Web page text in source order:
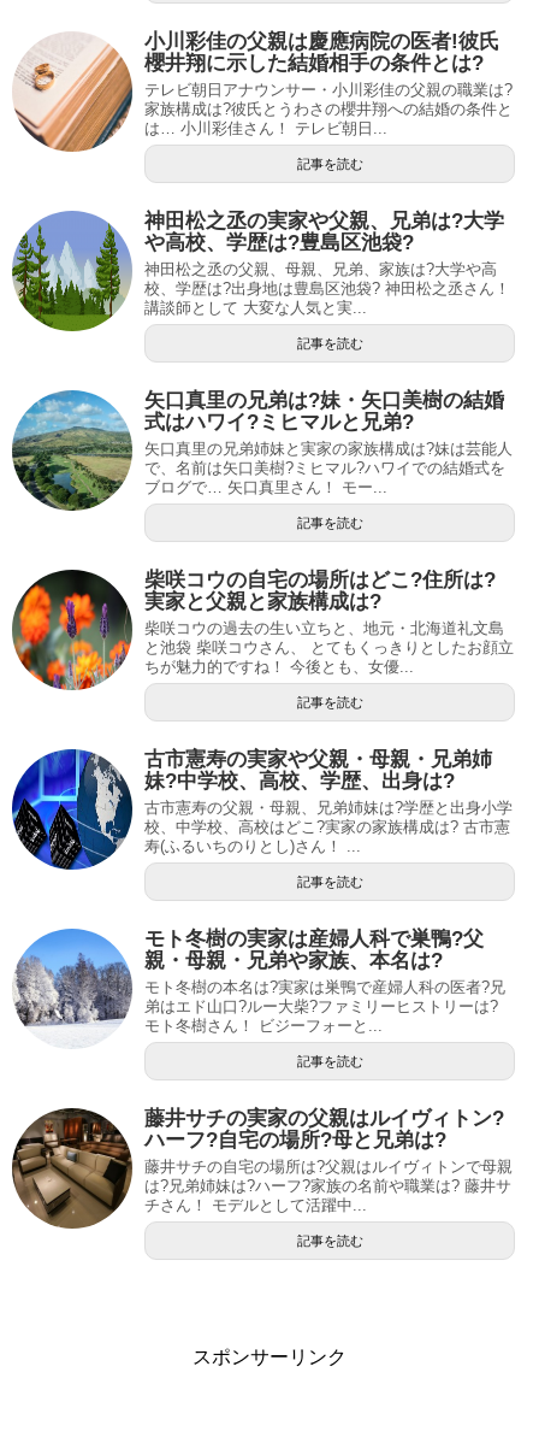
小川彩佳の父親は慶應病院の医者!彼氏
櫻井翔に示した結婚相手の条件とは?
テレビ朝日アナウンサー・小川彩佳の父親の職業は?
家族構成は?彼氏とうわさの櫻井翔への結婚の条件と
は… 小川彩佳さん！ テレビ朝日...
記事を読む
神田松之丞の実家や父親、兄弟は?大学
や高校、学歴は?豊島区池袋?
神田松之丞の父親、母親、兄弟、家族は?大学や高
校、学歴は?出身地は豊島区池袋? 神田松之丞さん！
講談師として 大変な人気と実...
記事を読む
矢口真里の兄弟は?妹・矢口美樹の結婚
式はハワイ?ミヒマルと兄弟?
矢口真里の兄弟姉妹と実家の家族構成は?妹は芸能人
で、名前は矢口美樹?ミヒマル?ハワイでの結婚式を
ブログで… 矢口真里さん！ モー...
記事を読む
柴咲コウの自宅の場所はどこ?住所は?
実家と父親と家族構成は?
柴咲コウの過去の生い立ちと、地元・北海道礼文島
と池袋 柴咲コウさん、 とてもくっきりとしたお顔立
ちが魅力的ですね！ 今後とも、女優...
記事を読む
古市憲寿の実家や父親・母親・兄弟姉
妹?中学校、高校、学歴、出身は?
古市憲寿の父親・母親、兄弟姉妹は?学歴と出身小学
校、中学校、高校はどこ?実家の家族構成は? 古市憲
寿(ふるいちのりとし)さん！ ...
記事を読む
モト冬樹の実家は産婦人科で巣鴨?父
親・母親・兄弟や家族、本名は?
モト冬樹の本名は?実家は巣鴨で産婦人科の医者?兄
弟はエド山口?ルー大柴?ファミリーヒストリーは?
モト冬樹さん！ ビジーフォーと...
記事を読む
藤井サチの実家の父親はルイヴィトン?
ハーフ?自宅の場所?母と兄弟は?
藤井サチの自宅の場所は?父親はルイヴィトンで母親
は?兄弟姉妹は?ハーフ?家族の名前や職業は? 藤井サ
チさん！ モデルとして活躍中...
記事を読む
スポンサーリンク